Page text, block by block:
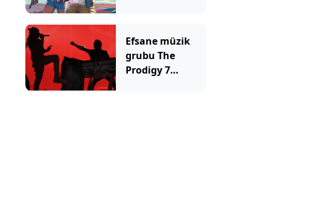
şaşıyor
Efsane müzik
grubu The
Prodigy 7